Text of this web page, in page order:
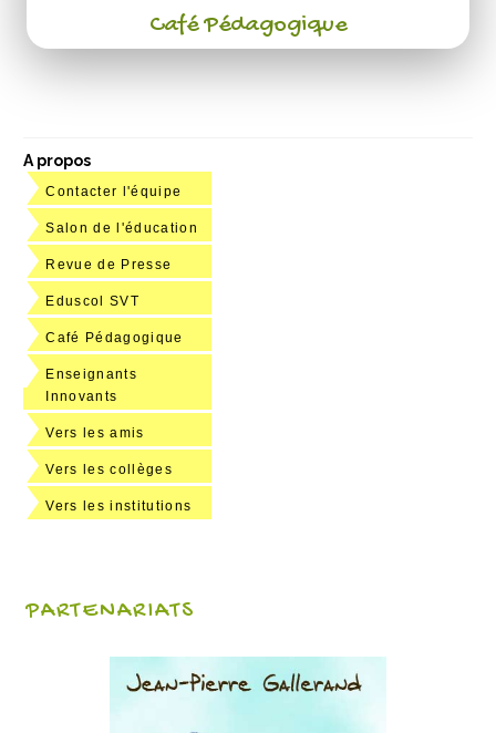
Café Pédagogique
A propos
Contacter l'équipe
Salon de l'éducation
Revue de Presse
Eduscol SVT
Café Pédagogique
Enseignants
Innovants
Vers les amis
Vers les collèges
Vers les institutions
PARTENARIATS